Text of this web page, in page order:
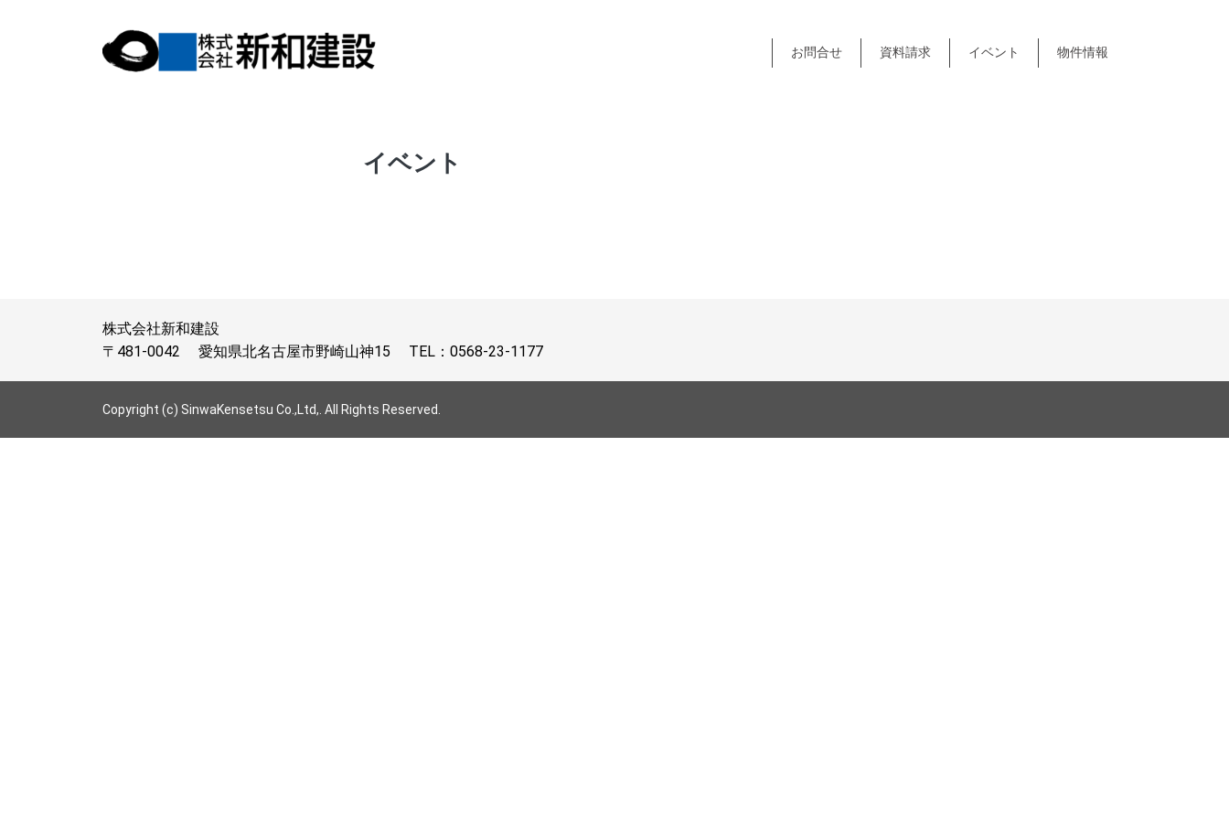
お問合せ 資料請求 イベント 物件情報
イベント
株式会社新和建設
〒481-0042
愛知県北名古屋市野崎山神15 TEL： 0568-23-1177
Copyright (c) SinwaKensetsu Co.,Ltd,. All Rights Reserved.